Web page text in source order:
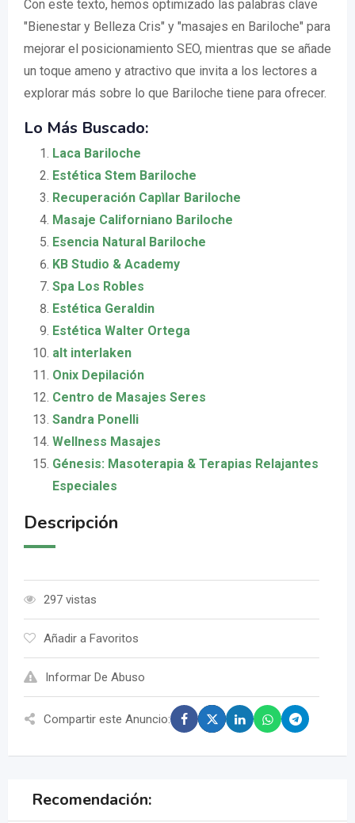
Con este texto, hemos optimizado las palabras clave
"Bienestar y Belleza Cris" y "masajes en Bariloche" para
mejorar el posicionamiento SEO, mientras que se añade
un toque ameno y atractivo que invita a los lectores a
explorar más sobre lo que Bariloche tiene para ofrecer.
Lo Más Buscado:
Laca Bariloche
Estética Stem Bariloche
Recuperación Capìlar Bariloche
Masaje Californiano Bariloche
Esencia Natural Bariloche
KB Studio & Academy
Spa Los Robles
Estética Geraldin
Estética Walter Ortega
alt interlaken
Onix Depilación
Centro de Masajes Seres
Sandra Ponelli
Wellness Masajes
Génesis: Masoterapia & Terapias Relajantes
Especiales
Descripción
297 vistas
Añadir a Favoritos
Informar De Abuso
Compartir este Anuncio:
Recomendación: